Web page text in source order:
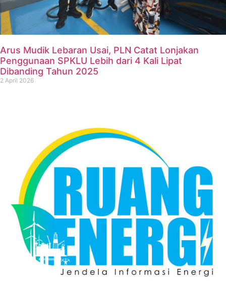
Arus Mudik Lebaran Usai, PLN Catat Lonjakan
Penggunaan SPKLU Lebih dari 4 Kali Lipat
Dibanding Tahun 2025
2 April 2026